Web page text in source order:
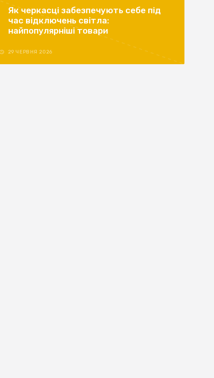
Як черкасці забезпечують себе під
час відключень світла:
найпопулярніші товари
29 ЧЕРВНЯ 2026